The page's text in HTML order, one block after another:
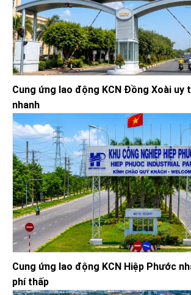
Cung ứng lao động KCN Đồng Xoài uy
nhanh
Cung ứng lao động KCN Hiệp Phước
phí thấp